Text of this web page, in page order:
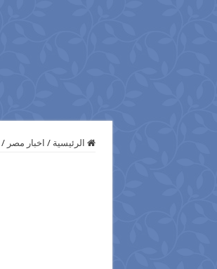
الرئيسية / اخبار مصر /